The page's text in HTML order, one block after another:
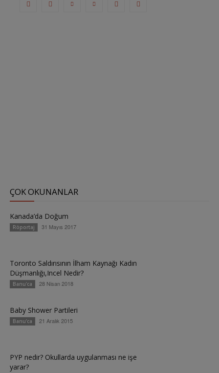
ÇOK OKUNANLAR
Kanada’da Doğum
Röportaj 31 Mayıs 2017
Toronto Saldırısının İlham Kaynağı Kadın
Düşmanlığı,Incel Nedir?
Banu'ca 28 Nisan 2018
Baby Shower Partileri
Banu'ca 21 Aralık 2015
PYP nedir? Okullarda uygulanması ne işe
yarar?